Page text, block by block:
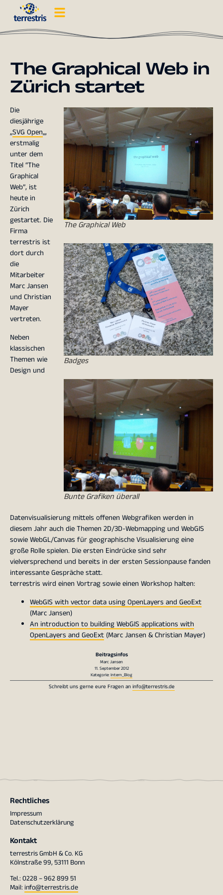
The Graphical Web in
Zürich startet
The Graphical Web
Badges
Bunte Grafiken überall
Die
diesjährige
„SVG Open„,
erstmalig
unter dem
Titel “The
Graphical
Web”, ist
heute in
Zürich
gestartet. Die
Firma
terrestris ist
dort durch
die
Mitarbeiter
Marc Jansen
und Christian
Mayer
vertreten.
Neben
klassischen
Themen wie
Design und
Datenvisualisierung mittels offenen Webgrafiken werden in
diesem Jahr auch die Themen 2D/3D-Webmapping und WebGIS
sowie WebGL/Canvas für geographische Visualisierung eine
große Rolle spielen. Die ersten Eindrücke sind sehr
vielversprechend und bereits in der ersten Sessionpause fanden
interessante Gespräche statt.
terrestris wird einen Vortrag sowie einen Workshop halten:
WebGIS with vector data using OpenLayers and GeoExt
(Marc Jansen)
An introduction to building WebGIS applications with
OpenLayers and GeoExt (Marc Jansen & Christian Mayer)
Beitragsinfos
Marc Jansen
11. September 2012
Kategorie:Intern_Blog
Schreibt uns gerne eure Fragen aninfo@terrestris.de
Rechtliches
Impressum
Datenschutzerklärung
Kontakt
terrestris GmbH & Co. KG
Kölnstraße 99, 53111 Bonn
Tel.: 0228 – 962 899 51
Mail: info@terrestris.de